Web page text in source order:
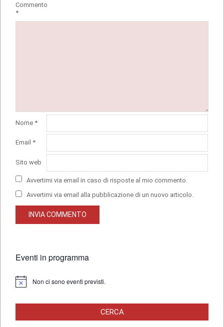
Commento
*
Nome *
Email *
Sito web
Avvertimi via email in caso di risposte al mio commento.
Avvertimi via email alla pubblicazione di un nuovo articolo.
Eventi in programma
Notice Non ci sono eventi previsti.
CERCA